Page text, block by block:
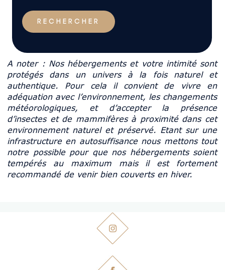
A noter : Nos hébergements et votre intimité sont
protégés dans un univers à la fois naturel et
authentique. Pour cela il convient de vivre en
adéquation avec l’environnement, les changements
météorologiques, et d’accepter la présence
d’insectes et de mammifères à proximité dans cet
environnement naturel et préservé. Etant sur une
infrastructure en autosuffisance nous mettons tout
notre possible pour que nos hébergements soient
tempérés au maximum mais il est fortement
recommandé de venir bien couverts en hiver.